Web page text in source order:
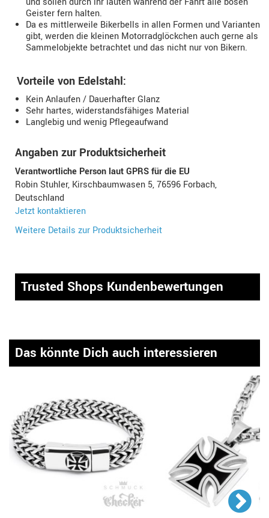
Geister fern halten.
Da es mittlerweile Bikerbells in allen Formen und Varianten
gibt, werden die kleinen Motorradglöckchen auch gerne als
Sammelobjekte betrachtet und das nicht nur von Bikern.
Vorteile von Edelstahl:
Kein Anlaufen / Dauerhafter Glanz
Sehr hartes, widerstandsfähiges Material
Langlebig und wenig Pflegeaufwand
Angaben zur Produktsicherheit
Verantwortliche Person laut GPRS für die EU
Robin Stuhler, Kirschbaumwasen 5, 76596 Forbach,
Deutschland
Jetzt kontaktieren
Weitere Details zur Produktsicherheit
Trusted Shops Kundenbewertungen
Das könnte Dich auch interessieren